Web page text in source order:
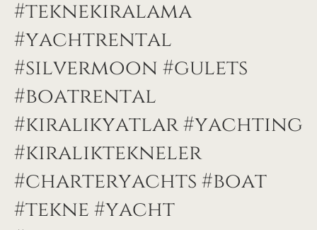
#teknekiralama
#yachtrental
#silvermoon #gulets
#boatrental
#kiralıkyatlar #yachting
#kiraliktekneler
#charteryachts #boat
#tekne #yacht